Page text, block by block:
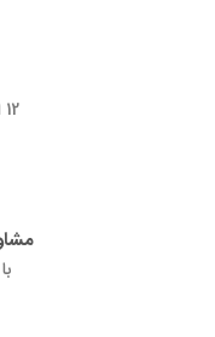
12 الی 48 ساعت کاری